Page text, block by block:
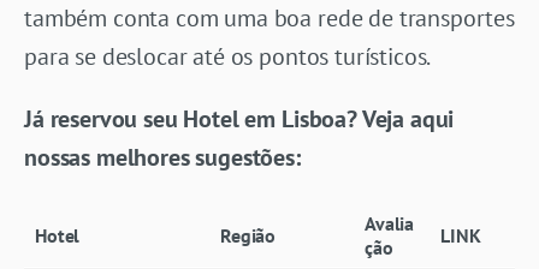
também conta com uma boa rede de transportes
para se deslocar até os pontos turísticos.
Já reservou seu Hotel em Lisboa? Veja aqui
nossas melhores sugestões:
Hotel Região
Avalia
ção
LINK